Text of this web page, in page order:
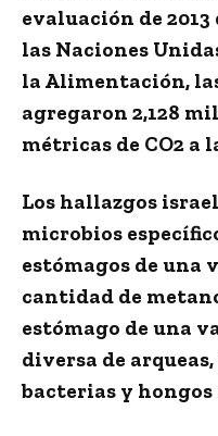
evaluación de
las Naciones
la Alimentación,
agregaron 2,128
métricas de CO2 a
Los hallazgos
microbios
estómagos de una
cantidad de
estómago de una
diversa de
bacterias y hongos